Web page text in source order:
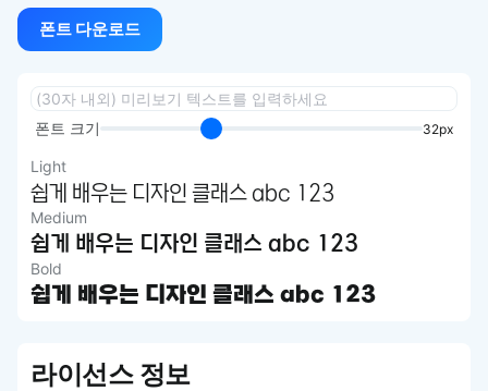
폰트 다운로드
폰트 크기 32px
Light
쉽게 배우는 디자인 클래스 abc 123
Medium
쉽게 배우는 디자인 클래스 abc 123
Bold
쉽게 배우는 디자인 클래스 abc 123
라이선스 정보